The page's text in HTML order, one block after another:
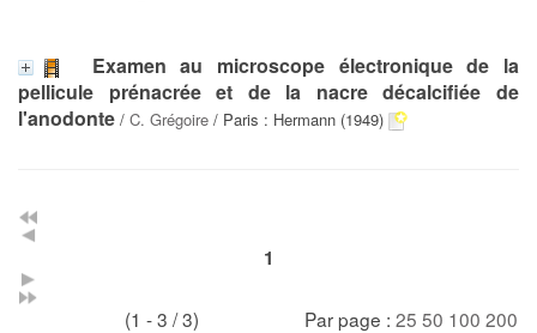
Examen au microscope électronique de la
pellicule prénacrée et de la nacre décalcifiée de
l'anodonte / C. Grégoire / Paris : Hermann (1949)
1
(1 - 3 / 3) Par page : 25 50 100 200